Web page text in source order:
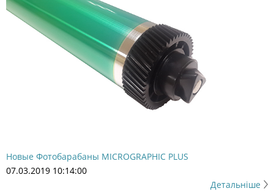
Новые Фотобарабаны MICROGRAPHIC PLUS
07.03.2019 10:14:00
Детальніше